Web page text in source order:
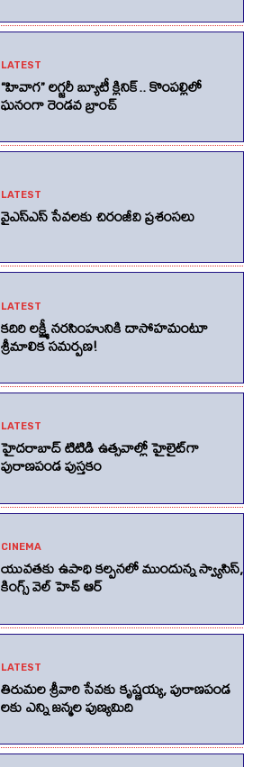
LATEST
“హివాగ” లగ్జరీ బ్యూటీ క్లినిక్.. కొంపల్లిలో
ఘనంగా రెండవ బ్రాంచ్
LATEST
వైఎస్ఎస్ సేవలకు చిరంజీవి ప్రశంసలు
LATEST
కదిరి లక్ష్మీ నరసింహునికి దాసోహమంటూ
శ్రీమాలిక సమర్పణ!
LATEST
హైదరాబాద్ టిటిడి ఉత్సవాల్లో హైలైట్‌గా
పురాణపండ పుస్తకం
CINEMA
యువతకు ఉపాధి కల్పనలో ముందున్న స్వ్యాసిస్,
కింగ్స్‌ వెల్‌ హెచ్‌ ఆర్‌
LATEST
తిరుమల శ్రీవారి సేవకు కృష్ణయ్య, పురాణపండ
లకు ఎన్ని జన్మల పుణ్యమిది